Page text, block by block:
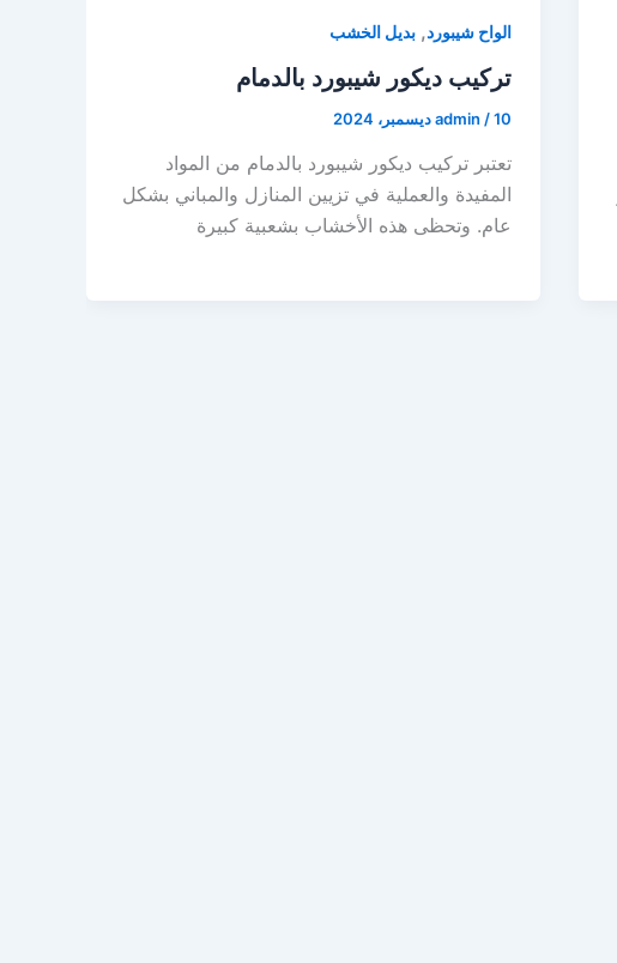
الواح شيبورد,بديل الخشب
تركيب ديكور شيبورد بالدمام
admin /10 ديسمبر، 2024
تعتبر تركيب ديكور شيبورد بالدمام من المواد
المفيدة والعملية في تزيين المنازل والمباني بشكل
عام. وتحظى هذه الأخشاب بشعبية كبيرة